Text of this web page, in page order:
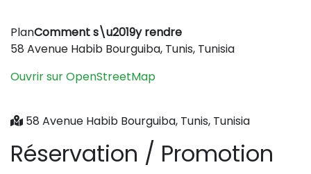
+
PlanComment s\u2019y rendre
58 Avenue Habib Bourguiba, Tunis, Tunisia
Ouvrir sur OpenStreetMap
58 Avenue Habib Bourguiba, Tunis, Tunisia
Réservation / Promotion